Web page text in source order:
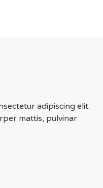
adipiscing elit.
mattis, pulvinar